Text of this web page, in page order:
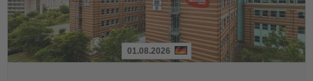
01.08.2026